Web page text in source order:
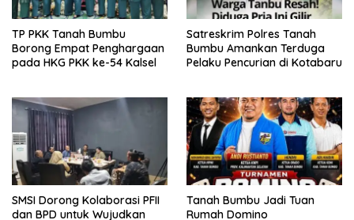
TP PKK Tanah Bumbu
Borong Empat Penghargaan
pada HKG PKK ke-54 Kalsel
Satreskrim Polres Tanah
Bumbu Amankan Terduga
Pelaku Pencurian di Kotabaru
SMSI Dorong Kolaborasi PFII
dan BPD untuk Wujudkan
Tanah Bumbu Jadi Tuan
Rumah Domino